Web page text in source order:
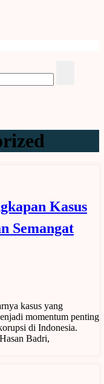
Kasus
Semangat
kasus yang
momentum penting
di Indonesia.
Badri,